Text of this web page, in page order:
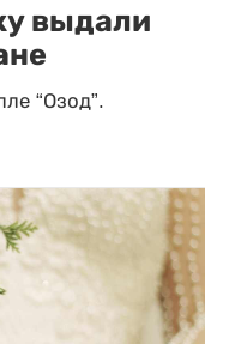
выдали
“Озод”.